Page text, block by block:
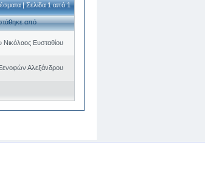
| Σελίδα 1 από 1
από
Ευσταθίου
Αλεξάνδρου